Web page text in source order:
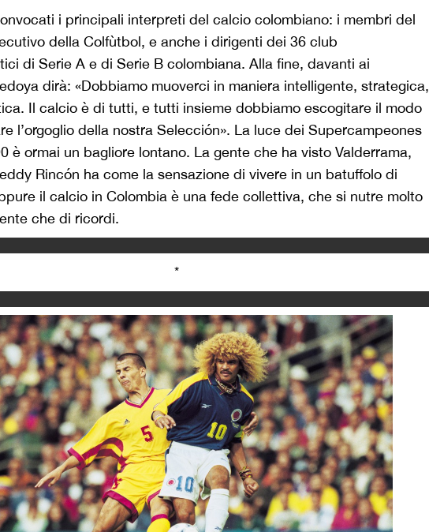
i principali interpreti del calcio colombiano: i membri del
della Colfùtbol, e anche i dirigenti dei 36 club
di Serie A e di Serie B colombiana. Alla fine, davanti ai
dirà: «Dobbiamo muoverci in maniera intelligente, strategica,
Il calcio è di tutti, e tutti insieme dobbiamo escogitare il modo
l’orgoglio della nostra Selección». La luce dei Supercampeones
è ormai un bagliore lontano. La gente che ha visto Valderrama,
Rincón ha come la sensazione di vivere in un batuffolo di
il calcio in Colombia è una fede collettiva, che si nutre molto
che di ricordi.
*